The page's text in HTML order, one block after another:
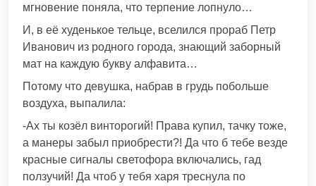
мгновение поняла, что терпение лопнуло…
И, в её худенькое тельце, вселился прораб Петр
Иванович из родного города, знающий заборный
мат на каждую букву алфавита…
Потому что девушка, набрав в грудь побольше
воздуха, выпалила:
-Ах ты козёл винторогий! Права купил, тачку тоже,
а манеры забыл приобрести?! Да что б тебе везде
красные сигналы светофора включались, гад
ползучий! Да чтоб у тебя харя треснула по